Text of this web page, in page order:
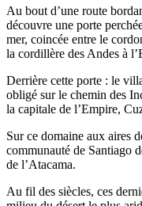
Au bout d’une route
découvre une porte
mer, coincée entre le
la cordillère des Andes à
Derrière cette porte : le
obligé sur le chemin des
la capitale de l’Empire,
Sur ce domaine aux aires
communauté de Santiago
de l’Atacama.
Au fil des siècles, ces